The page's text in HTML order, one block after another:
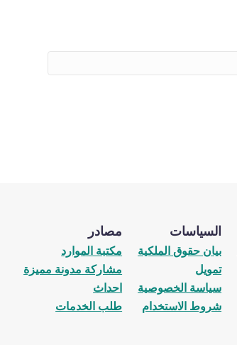
السياسات
بيان حقوق الملكية
تمويل
سياسة الخصوصية
شروط الاستخدام
مصادر
مكتبة الموارد
مشاركة مدونة مميزة
احداث
طلب الخدمات